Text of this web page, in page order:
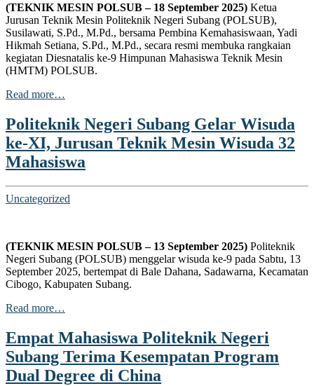
panel
panel
Hacklink
satın al
panel
panel
panel
panel
panel
(TEKNIK MESIN POLSUB – 18 September 2025) Ketua
Jurusan Teknik Mesin Politeknik Negeri Subang (POLSUB),
Susilawati, S.Pd., M.Pd., bersama Pembina Kemahasiswaan, Yadi
Hikmah Setiana, S.Pd., M.Pd., secara resmi membuka rangkaian
kegiatan Diesnatalis ke-9 Himpunan Mahasiswa Teknik Mesin
(HMTM) POLSUB.
Read more…
Politeknik Negeri Subang Gelar Wisuda
ke-XI, Jurusan Teknik Mesin Wisuda 32
Mahasiswa
Uncategorized
(TEKNIK MESIN POLSUB – 13 September 2025) Politeknik
Negeri Subang (POLSUB) menggelar wisuda ke-9 pada Sabtu, 13
September 2025, bertempat di Bale Dahana, Sadawarna, Kecamatan
Cibogo, Kabupaten Subang.
Read more…
Empat Mahasiswa Politeknik Negeri
Subang Terima Kesempatan Program
Dual Degree di China